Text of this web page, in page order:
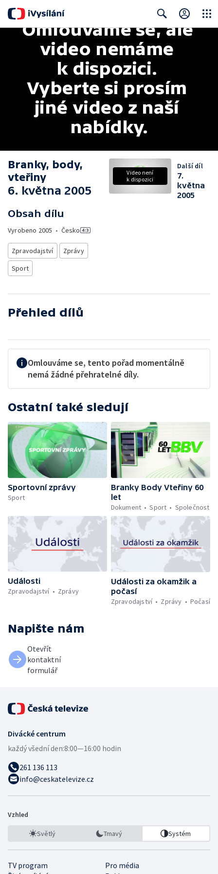
Search
Omlouváme se, ale
video nemáme
k dispozici.
Vyberte si prosím
jiné video z naší
nabídky.
Branky, body,
vteřiny
6. května 2005
Obsah dílu
Vyrobeno 2005 • Česko
Zpravodajství
Zprávy
Sport
Video není
k dispozici
Další díl
7.
května
2005
Přehled dílů
Omlouváme se, tento pořad momentálně
nemá žádné přehratelné díly.
Ostatní také sledují
Sportovní zprávy
Sport
Branky Body Vteřiny 60
let
Dokument
Sport Společnost
Události
Zpravodajství
Zprávy
Události za okamžik a
počasí
Zpravodajství
Zprávy Počasí
Napište nám
Otevřít
kontaktní
formulář
Divácké centrum
každý všední den:8:00—16:00 hodin
261 136 113
info@ceskatelevize.cz
Vzhled
Světlý Tmavý Systém
TV program
Pro média